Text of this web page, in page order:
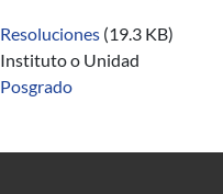
Resoluciones (19.3 KB)
Instituto o Unidad
Posgrado